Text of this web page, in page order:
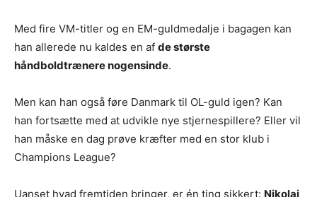
Med fire VM-titler og en EM-guldmedalje i bagagen kan
han allerede nu kaldes en af de største
håndboldtrænere nogensinde.
Men kan han også føre Danmark til OL-guld igen? Kan
han fortsætte med at udvikle nye stjernespillere? Eller vil
han måske en dag prøve kræfter med en stor klub i
Champions League?
Uanset hvad fremtiden bringer, er én ting sikkert: Nikolaj